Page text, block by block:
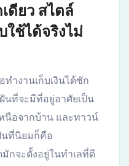
ดียว สไตล์
ใช้ได้จริงไม่
ำงานเก็บเงินได้ซัก
ที่จะมีที่อยู่อาศัยเป็น
นือจากบ้าน และทาวน์
นที่นิยมก็คือ
กจะตั้งอยู่ในทำเลที่ดี